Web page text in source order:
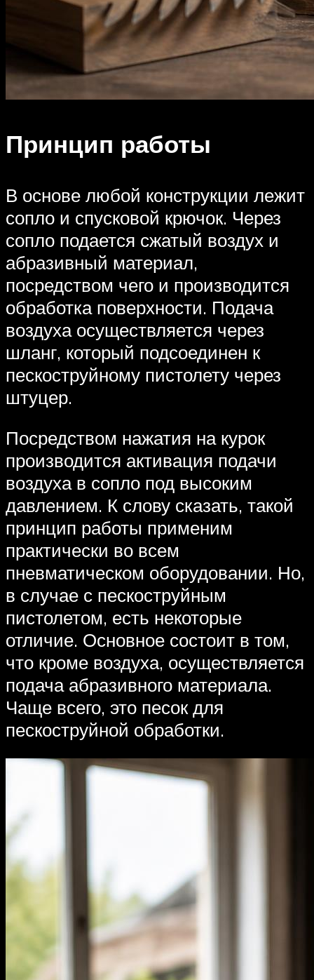
Принцип работы
В основе любой конструкции лежит
сопло и спусковой крючок. Через
сопло подается сжатый воздух и
абразивный материал,
посредством чего и производится
обработка поверхности. Подача
воздуха осуществляется через
шланг, который подсоединен к
пескоструйному пистолету через
штуцер.
Посредством нажатия на курок
производится активация подачи
воздуха в сопло под высоким
давлением. К слову сказать, такой
принцип работы применим
практически во всем
пневматическом оборудовании. Но,
в случае с пескоструйным
пистолетом, есть некоторые
отличие. Основное состоит в том,
что кроме воздуха, осуществляется
подача абразивного материала.
Чаще всего, это песок для
пескоструйной обработки.